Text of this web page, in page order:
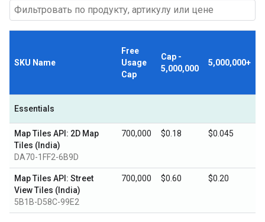
SKU Name
Free
Usage
Cap
Cap -
5,000,000
5,000,000+
Essentials
Map Tiles API: 2D Map
Tiles (India)
DA70-1FF2-6B9D
700,000 $0.18 $0.045
Map Tiles API: Street
View Tiles (India)
5B1B-D58C-99E2
700,000 $0.60 $0.20